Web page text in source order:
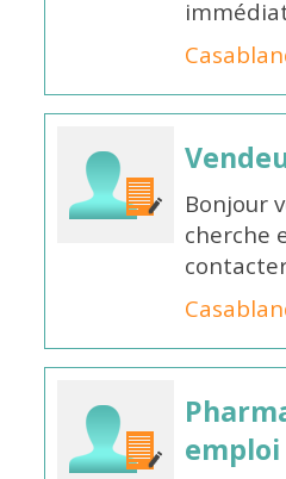
Bonjour
cherche
emploi